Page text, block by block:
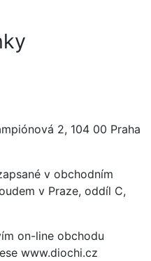
2, 104 00 Praha
v obchodním
v Praze, oddíl C,
on-line obchodu
www.diochi.cz